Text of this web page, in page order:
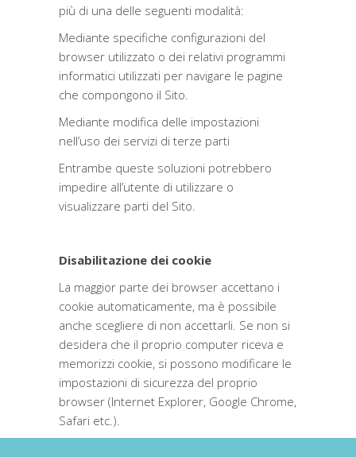
più di una delle seguenti modalità:
Mediante specifiche configurazioni del
browser utilizzato o dei relativi programmi
informatici utilizzati per navigare le pagine
che compongono il Sito.
Mediante modifica delle impostazioni
nell’uso dei servizi di terze parti
Entrambe queste soluzioni potrebbero
impedire all’utente di utilizzare o
visualizzare parti del Sito.
Disabilitazione dei cookie
La maggior parte dei browser accettano i
cookie automaticamente, ma è possibile
anche scegliere di non accettarli. Se non si
desidera che il proprio computer riceva e
memorizzi cookie, si possono modificare le
impostazioni di sicurezza del proprio
browser (Internet Explorer, Google Chrome,
Safari etc.).